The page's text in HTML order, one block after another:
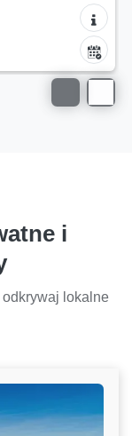
i
lokalne